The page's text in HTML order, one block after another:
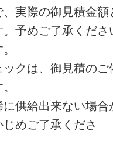
実際の御見積金額
予めご了承くださ
クは、御見積のご
に供給出来ない場合
めご了承くださ